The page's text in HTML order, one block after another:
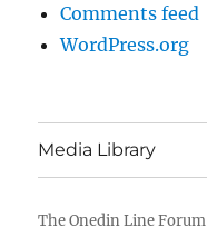
Comments feed
WordPress.org
Media Library
The Onedin Line Forum